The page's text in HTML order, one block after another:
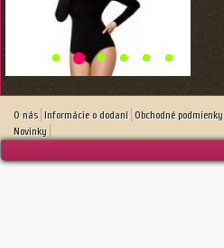
O nás Informácie o dodaní Obchodné podmienky
Novinky